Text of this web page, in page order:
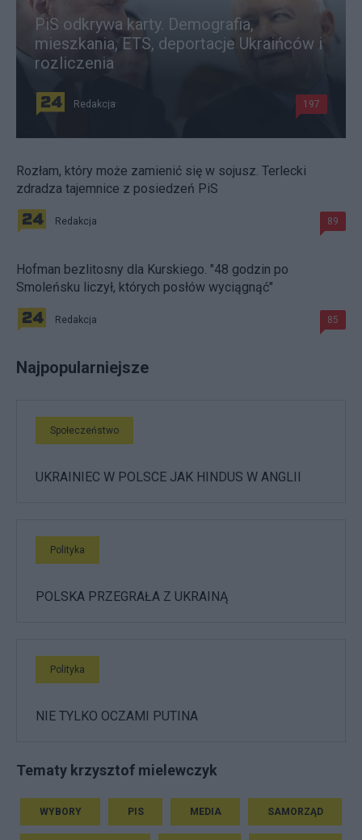
PiS odkrywa karty. Demografia,
mieszkania, ETS, deportacje Ukraińców i
rozliczenia
Redakcja 197
Rozłam, który może zamienić się w sojusz. Terlecki
zdradza tajemnice z posiedzeń PiS
Redakcja 89
Hofman bezlitosny dla Kurskiego. "48 godzin po
Smoleńsku liczył, których posłów wyciągnąć"
Redakcja 85
Najpopularniejsze
Społeczeństwo
UKRAINIEC W POLSCE JAK HINDUS W ANGLII
Polityka
POLSKA PRZEGRAŁA Z UKRAINĄ
Polityka
NIE TYLKO OCZAMI PUTINA
Tematy krzysztof mielewczyk
WYBORY PIS MEDIA SAMORZĄD